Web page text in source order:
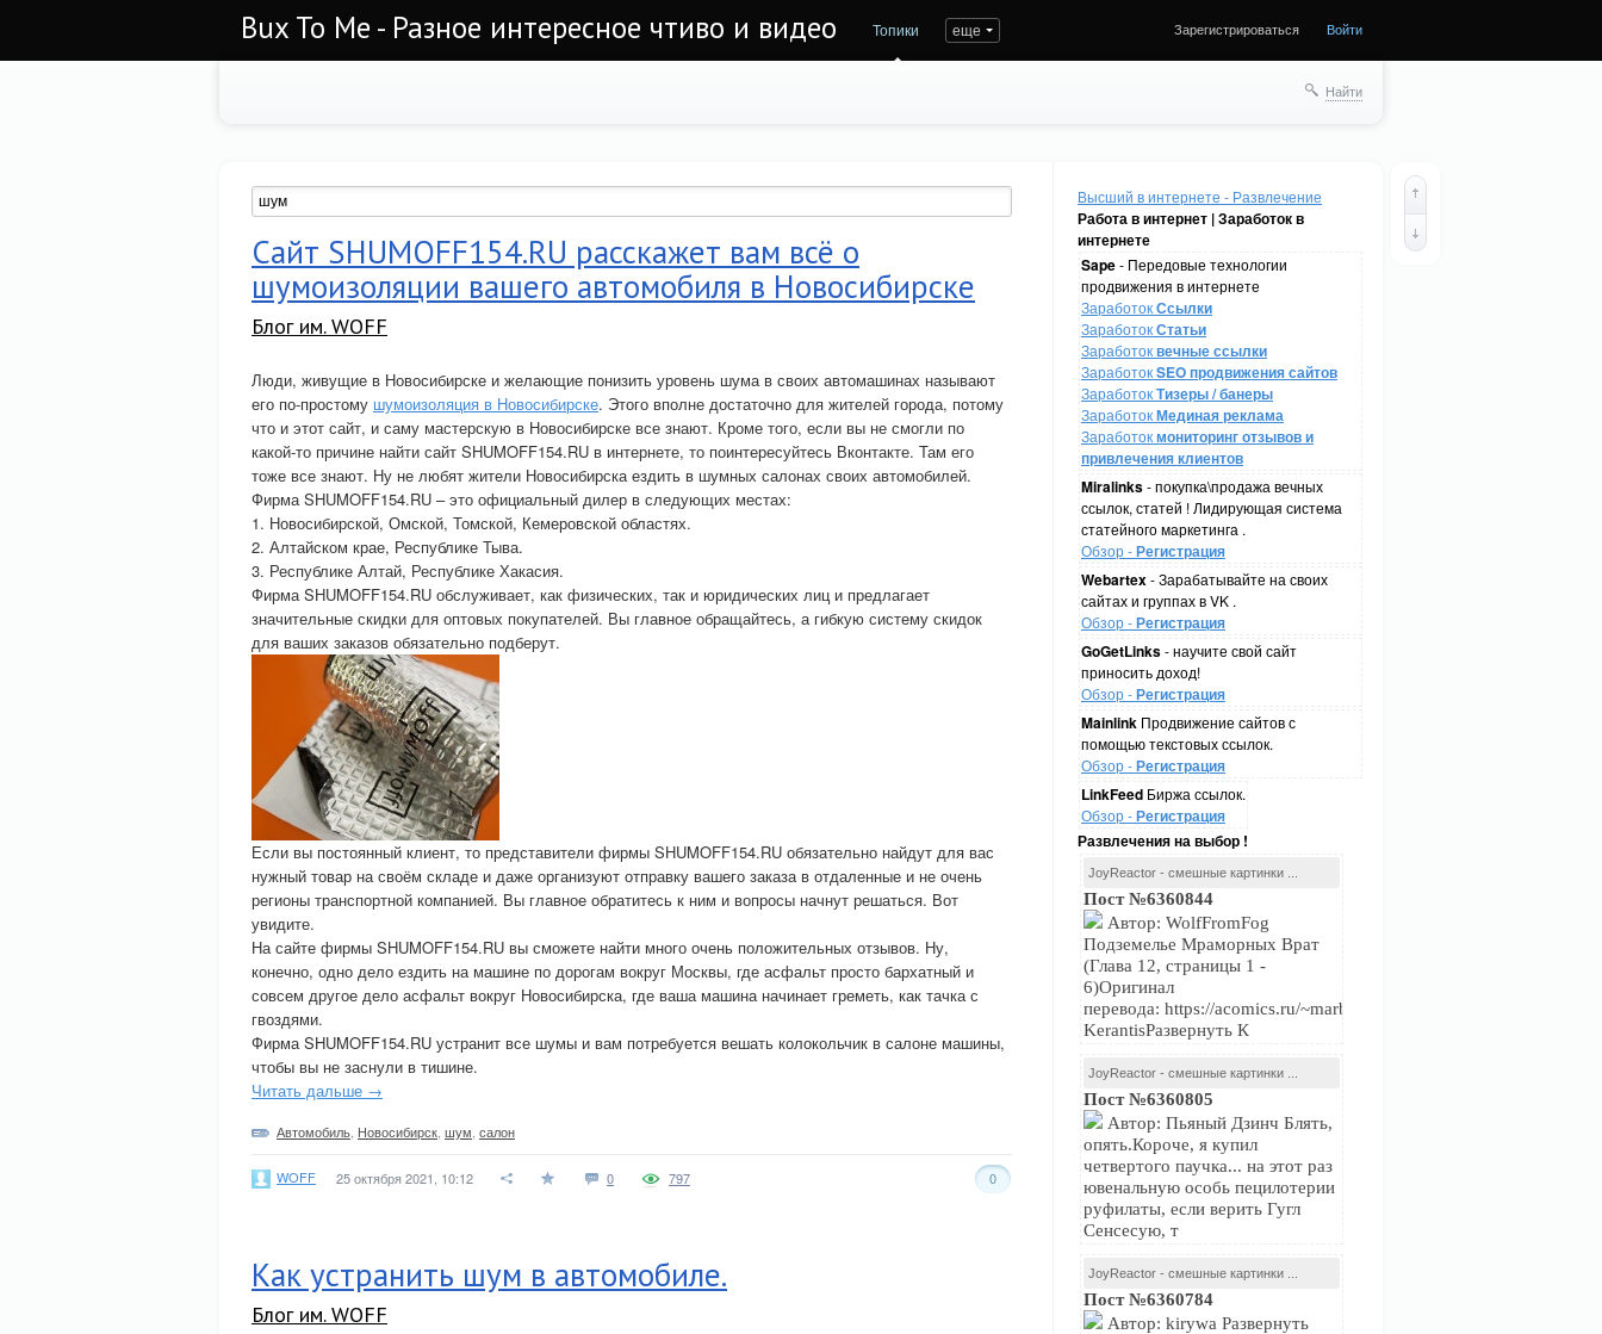
Bux To Me - Разное интересное чтиво и видео Топики еще Зарегистрироваться Войти
Найти
Высший в интернете - Развлечение
Работа в интернет | Заработок в
интернете
Sape- Передовые технологии
продвижения в интернете
ЗаработокСсылки
ЗаработокСтатьи
Заработоквечные ссылки
ЗаработокSEO продвижения сайтов
ЗаработокТизеры / банеры
ЗаработокМединая реклама
Заработокмониторинг отзывов и
привлечения клиентов
Miralinks- покупка\продажа вечных
ссылок, статей ! Лидирующая система
статейного маркетинга .
Обзор -Регистрация
Webartex- Зарабатывайте на своих
сайтах и группах в VK .
Обзор -Регистрация
GoGetLinks- научите свой сайт
приносить доход!
Обзор -Регистрация
Mainlink Продвижение сайтов с
помощью текстовых ссылок.
Обзор -Регистрация
LinkFeed Биржа ссылок.
Обзор -Регистрация
Развлечения на выбор !
JoyReactor - смешные картинки ...
Пост №6360844
Автор: WolfFromFog
Подземелье Мраморных Врат
(Глава 12, страницы 1 -
6)Оригинал
перевода: https://acomics.ru/~marblegateПереводчик:
KerantisРазвернуть К
JoyReactor - смешные картинки ...
Пост №6360805
Автор: Пьяный Дзинч Блять,
опять.Короче, я купил
четвертого паучка... на этот раз
ювенальную особь пецилотерии
руфилаты, если верить Гугл
Сенсесую, т
JoyReactor - смешные картинки ...
Пост №6360784
Автор: kirywa Развернуть
Сайт SHUMOFF154.RU расскажет вам всё о
шумоизоляции вашего автомобиля в Новосибирске
Блог им. WOFF
Люди, живущие в Новосибирске и желающие понизить уровень шума в своих автомашинах называют
его по-простому шумоизоляция в Новосибирске. Этого вполне достаточно для жителей города, потому
что и этот сайт, и саму мастерскую в Новосибирске все знают. Кроме того, если вы не смогли по
какой-то причине найти сайт SHUMOFF154.RU в интернете, то поинтересуйтесь Вконтакте. Там его
тоже все знают. Ну не любят жители Новосибирска ездить в шумных салонах своих автомобилей.
Фирма SHUMOFF154.RU – это официальный дилер в следующих местах:
1. Новосибирской, Омской, Томской, Кемеровской областях.
2. Алтайском крае, Республике Тыва.
3. Республике Алтай, Республике Хакасия.
Фирма SHUMOFF154.RU обслуживает, как физических, так и юридических лиц и предлагает
значительные скидки для оптовых покупателей. Вы главное обращайтесь, а гибкую систему скидок
для ваших заказов обязательно подберут.
Если вы постоянный клиент, то представители фирмы SHUMOFF154.RU обязательно найдут для вас
нужный товар на своём складе и даже организуют отправку вашего заказа в отдаленные и не очень
регионы транспортной компанией. Вы главное обратитесь к ним и вопросы начнут решаться. Вот
увидите.
На сайте фирмы SHUMOFF154.RU вы сможете найти много очень положительных отзывов. Ну,
конечно, одно дело ездить на машине по дорогам вокруг Москвы, где асфальт просто бархатный и
совсем другое дело асфальт вокруг Новосибирска, где ваша машина начинает греметь, как тачка с
гвоздями.
Фирма SHUMOFF154.RU устранит все шумы и вам потребуется вешать колокольчик в салоне машины,
чтобы вы не заснули в тишине.
Читать дальше →
Автомобиль Новосибирск шум салон
WOFF 25 октября 2021, 10:12 0 0
797
Как устранить шум в автомобиле.
Блог им. WOFF